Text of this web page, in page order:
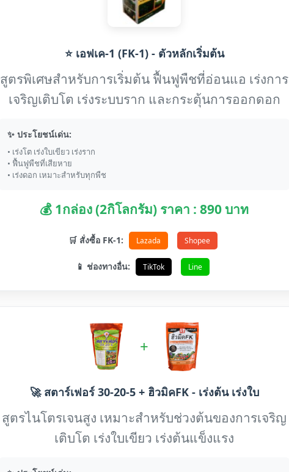
⭐ เอฟเค-1 (FK-1) - ตัวหลักเริ่มต้น
สูตรพิเศษสำหรับการเริ่มต้น ฟื้นฟูพืชที่อ่อนแอ เร่งการ
เจริญเติบโต เร่งระบบราก และกระตุ้นการออกดอก
✨ ประโยชน์เด่น:
• เร่งโต เร่งใบเขียว เร่งราก
• ฟื้นฟูพืชที่เสียหาย
• เร่งดอก เหมาะสำหรับทุกพืช
💰 1กล่อง (2กิโลกรัม) ราคา : 890 บาท
🛒 สั่งซื้อ FK-1: Lazada Shopee
📱 ช่องทางอื่น: TikTok Line
+
🚀 สตาร์เฟอร์ 30-20-5 + ฮิวมิคFK - เร่งต้น เร่งใบ
สูตรไนโตรเจนสูง เหมาะสำหรับช่วงต้นของการเจริญ
เติบโต เร่งใบเขียว เร่งต้นแข็งแรง